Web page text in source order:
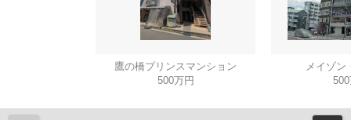
鷹の橋プリンスマンション
500万円
メイゾン